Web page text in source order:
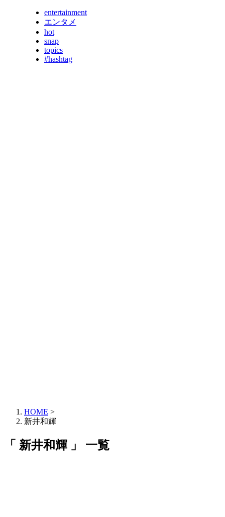
entertainment
エンタメ
hot
snap
topics
#hashtag
HOME >
新井和輝
「 新井和輝 」 一覧